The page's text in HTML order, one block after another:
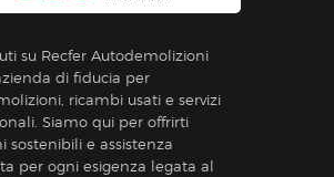
su Recfer Autodemolizioni
di fiducia per
ricambi usati e servizi
Siamo qui per offrirti
sostenibili e assistenza
per ogni esigenza legata al